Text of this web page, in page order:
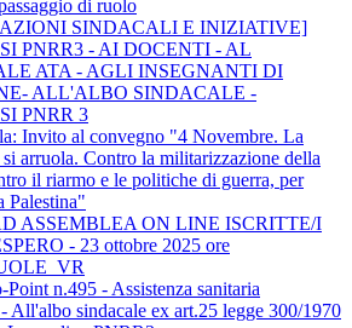
di ruolo
SINDACALI E INIZIATIVE]
PNRR3 - AI DOCENTI - AL
ATA - AGLI INSEGNANTI DI
ALL'ALBO SINDACALE -
PNRR 3
Invito al convegno "4 Novembre. La
arruola. Contro la militarizzazione della
il riarmo e le politiche di guerra, per
Palestina"
ASSEMBLEA ON LINE ISCRITTE/I
- 23 ottobre 2025 ore
Point n.495 - Assistenza sanitaria
All'albo sindacale ex art.25 legge 300/1970